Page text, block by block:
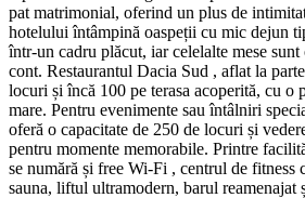
pat matrimonial, oferind un plus de
hotelului întâmpină oaspeții cu mic dejun
într-un cadru plăcut, iar celelalte mese
cont. Restaurantul Dacia Sud , aflat la
locuri și încă 100 pe terasa acoperită, cu o
mare. Pentru evenimente sau întâlniri
oferă o capacitate de 250 de locuri și
pentru momente memorabile. Printre
se numără și free Wi‑Fi , centrul de fitness
sauna, liftul ultramodern, barul reamenajat